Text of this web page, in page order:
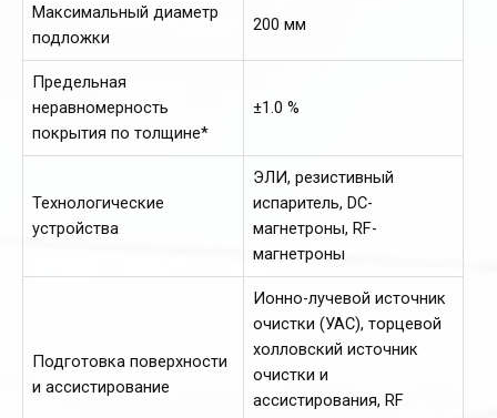
Максимальный диаметр
подложки
200 мм
Предельная
неравномерность
покрытия по толщине*
±1.0 %
Технологические
устройства
ЭЛИ, резистивный
испаритель, DC-
магнетроны, RF-
магнетроны
Подготовка поверхности
и ассистирование
Ионно-лучевой источник
очистки (УАС), торцевой
холловский источник
очистки и
ассистирования, RF